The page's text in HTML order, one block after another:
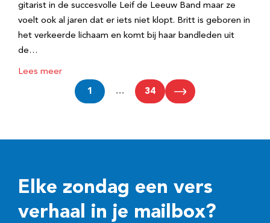
gitarist in de succesvolle Leif de Leeuw Band maar ze
voelt ook al jaren dat er iets niet klopt. Britt is geboren in
het verkeerde lichaam en komt bij haar bandleden uit
de…
Lees meer
1 … 34
Elke zondag een vers
verhaal in je mailbox?